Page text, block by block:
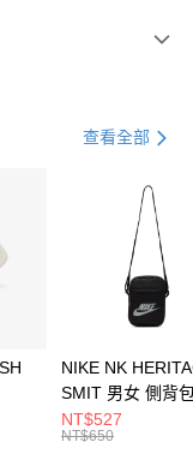
21家銀行
行
行
查看全部
襪
NIKE NK
SMIT 男女 側背
BA5871010
NT$527
NT$650